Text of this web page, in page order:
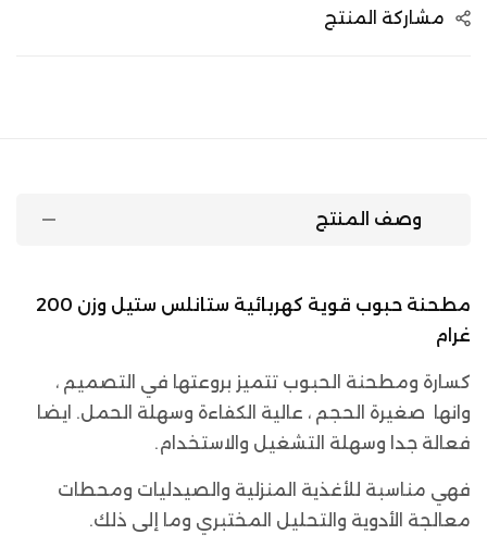
مشاركة المنتج
وصف المنتج
مطحنة حبوب قوية كهربائية ستانلس ستيل وزن 200
غرام
كسارة ومطحنة الحبوب تتميز بروعتها في التصميم ،
وانها صغيرة الحجم ، عالية الكفاءة وسهلة الحمل. ايضا
فعالة جدا وسهلة التشغيل والاستخدام.
فهي مناسبة للأغذية المنزلية والصيدليات ومحطات
معالجة الأدوية والتحليل المختبري وما إلى ذلك.